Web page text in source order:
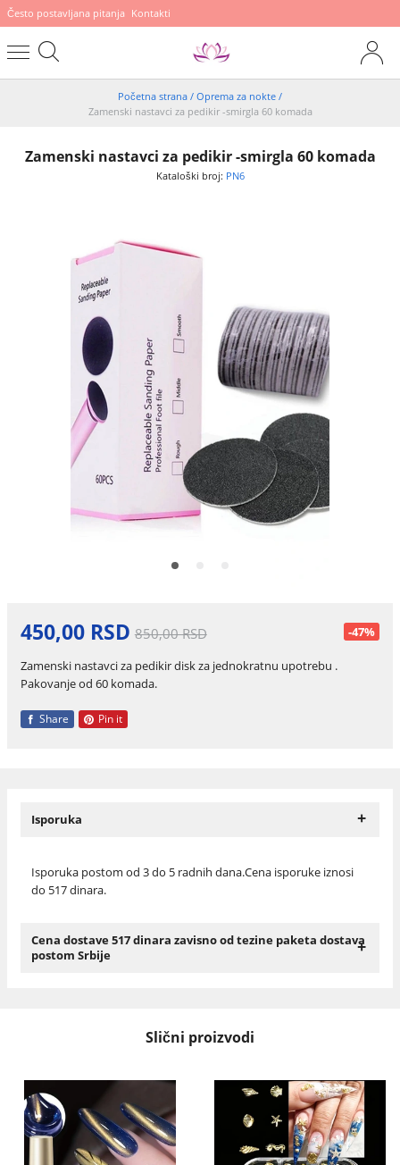
Često postavljana pitanja Kontakti
Početna strana / Oprema za nokte /
Zamenski nastavci za pedikir -smirgla 60 komada
Zamenski nastavci za pedikir -smirgla 60 komada
Kataloški broj: PN6
450,00 RSD 850,00 RSD -47%
Zamenski nastavci za pedikir disk za jednokratnu upotrebu .
Pakovanje od 60 komada.
Share Pin it
Isporuka +
Isporuka postom od 3 do 5 radnih dana.Cena isporuke iznosi
do 517 dinara.
Cena dostave 517 dinara zavisno od tezine paketa dostava
postom Srbije
+
Slični proizvodi